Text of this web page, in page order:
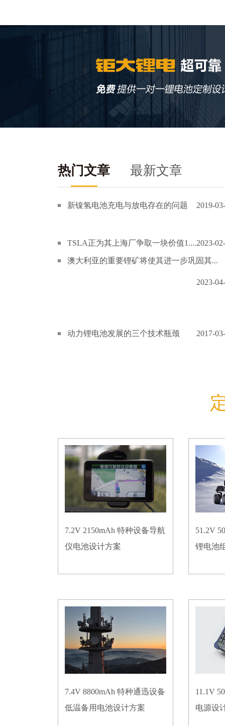
热门文章 最新文章
新镍氢电池充电与放电存在的问题 2019-
TSLA正为其上海厂争取一块价值1....2023-
澳大利亚的重要锂矿将使其进一步巩固其...
2023-
动力锂电池发展的三个技术瓶颈 2017-
7.2V 2150mAh 特种设备导航
仪电池设计方案
51.2V
锂电池
7.4V 8800mAh 特种通迅设备
低温备用电池设计方案
11.1V
电源设